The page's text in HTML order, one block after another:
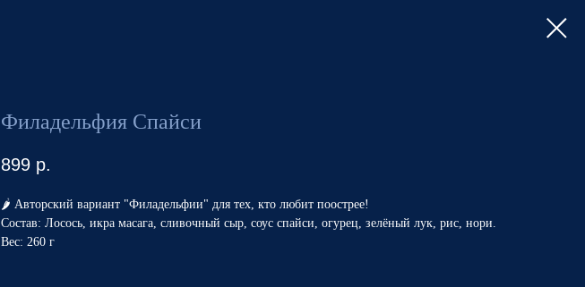
Филадельфия Спайси
899 р.
🌶️ Авторский вариант "Филадельфии" для тех, кто любит поострее!
Состав: Лосось, икра масага, сливочный сыр, соус спайси, огурец, зелёный лук, рис, нори.
Вес: 260 г